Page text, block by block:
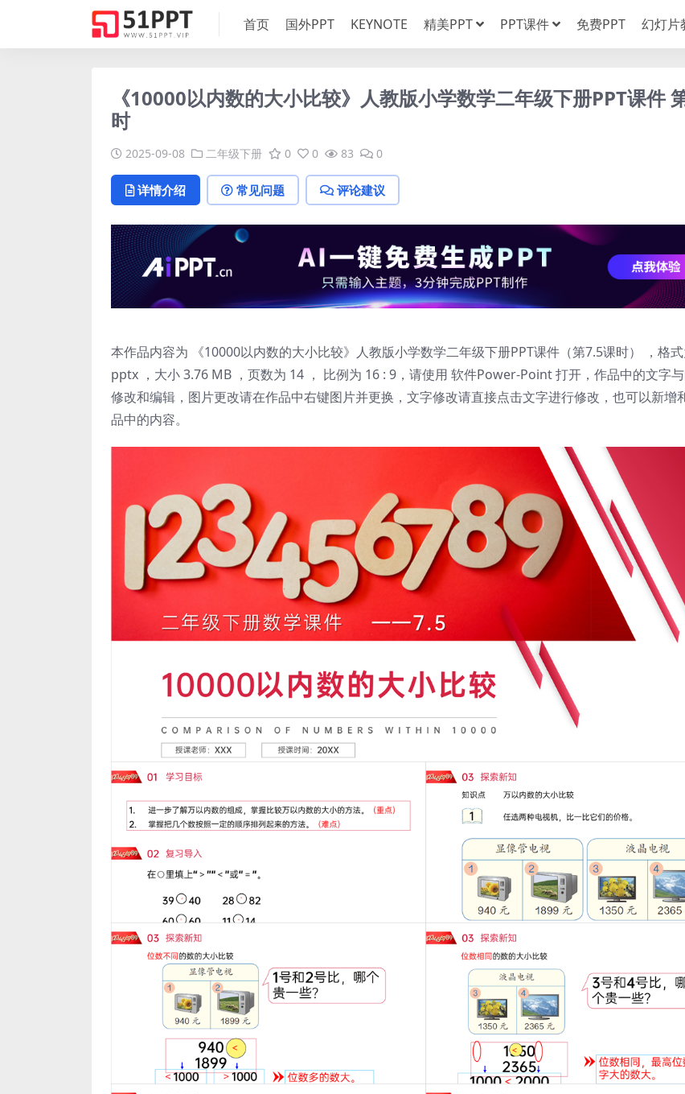
首页 国外PPT KEYNOTE 精美PPT PPT课件 免费PPT 幻灯片
《10000以内数的大小比较》人教版小学数学二年级下册PPT课件
时
2025-09-08 二年级下册 0 0 83 0
详情介绍 常见问题 评论建议
本作品内容为 《10000以内数的大小比较》人教版小学数学二年级下册PPT课件（第7.5课时） ，格
pptx ，大小 3.76 MB ，页数为 14 ， 比例为 16 : 9 ，请使用 软件Power-Point 打开，作品中的文字
修改和编辑，图片更改请在作品中右键图片并更换，文字修改请直接点击文字进行修改，也可以新增
品中的内容。